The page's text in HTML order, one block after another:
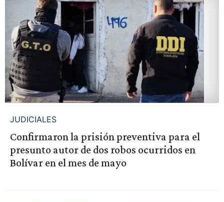
JUDICIALES
Confirmaron la prisión preventiva para el
presunto autor de dos robos ocurridos en
Bolívar en el mes de mayo